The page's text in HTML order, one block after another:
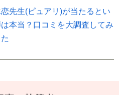
恋先生(ピュアリ)が当たるとい
は本当？口コミを大調査してみ